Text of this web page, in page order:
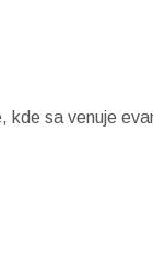
sa venuje